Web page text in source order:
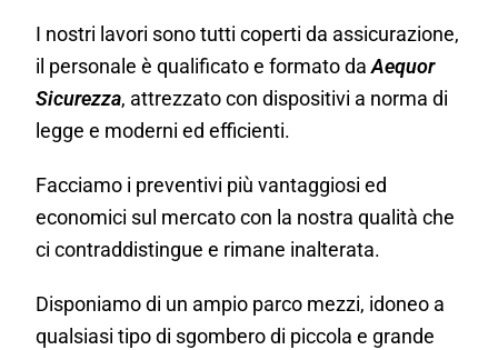
I nostri lavori sono tutti coperti da assicurazione,
il personale è qualificato e formato daAequor
Sicurezza, attrezzato con dispositivi a norma di
legge e moderni ed efficienti.
Facciamo i preventivi più vantaggiosi ed
economici sul mercato con la nostra qualità che
ci contraddistingue e rimane inalterata.
Disponiamo di un ampio parco mezzi, idoneo a
qualsiasi tipo di sgombero di piccola e grande